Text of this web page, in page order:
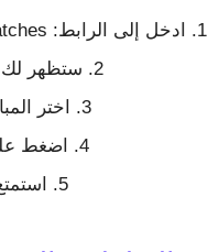
ادخل إلى الرابط: https://www.livekoora.app/today-matches
ستظهر لك
اختر
اضغط